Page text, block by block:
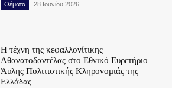
Θέματα 28 Ιουνίου 2026
Η τέχνη της κεφαλλονίτικης
Αθανατοδαντέλας στο Εθνικό Ευρετήριο
Άυλης Πολιτιστικής Κληρονομιάς της
Ελλάδας